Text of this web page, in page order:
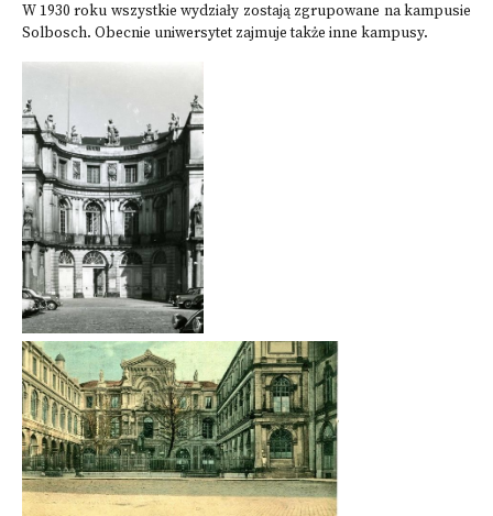
W 1930 roku wszystkie wydziały zostają zgrupowane na kampusie
Solbosch. Obecnie uniwersytet zajmuje także inne kampusy.